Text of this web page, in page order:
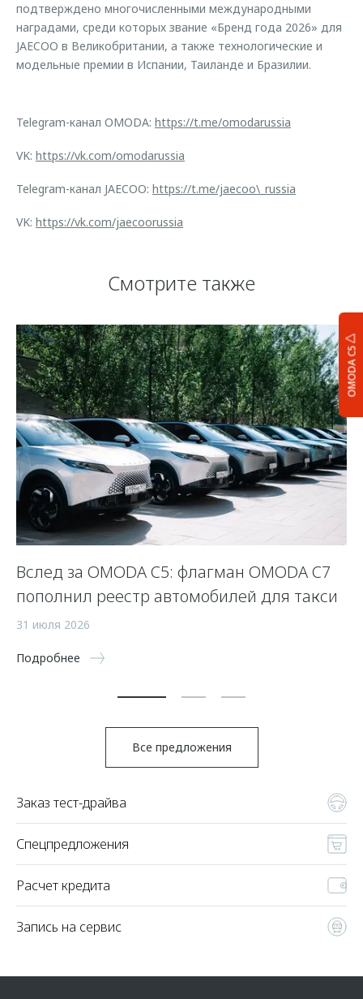
OMODA C5
подтверждено многочисленными международными
наградами, среди которых звание «Бренд года 2026» для
JAECOO в Великобритании, а также технологические и
модельные премии в Испании, Таиланде и Бразилии.
Telegram-канал OMODA: https://t.me/omodarussia
VK: https://vk.com/omodarussia
Telegram-канал JAECOO: https://t.me/jaecoo\_russia
VK: https://vk.com/jaecoorussia
Смотрите также
Вслед за OMODA C5: флагман OMODA C7
пополнил реестр автомобилей для такси
31 июля 2026
Подробнее
Все предложения
Заказ тест-драйва
Спецпредложения
Расчет кредита
Запись на сервис